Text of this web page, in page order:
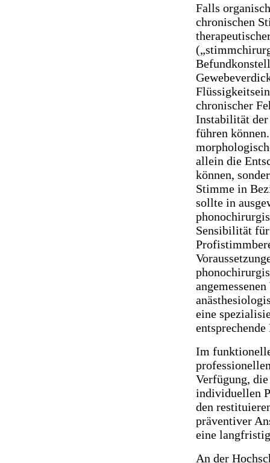
Falls
chronischen
chronischer
Instabilität der
führen
allein die
können,
Stimme in
sollte in
Sensibilität
eine
entsprechende
Im
Verfügung,
individuellen
den
präventiver
eine
An der